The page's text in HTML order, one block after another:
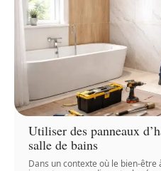
Utiliser des panneaux
salle de bains
Dans un contexte où le bien-être